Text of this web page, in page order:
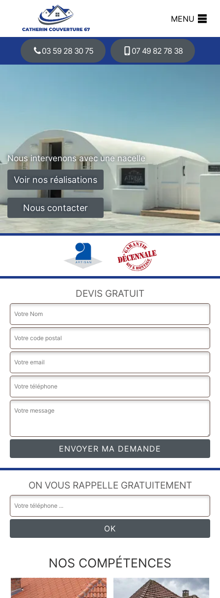
MENU
03 59 28 30 75 07 49 82 78 38
Nous intervenons avec une nacelle
Voir nos réalisations
Nous contacter
DEVIS GRATUIT
ON VOUS RAPPELLE GRATUITEMENT
NOS COMPÉTENCES